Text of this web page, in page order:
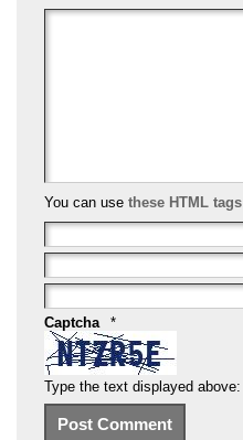
You can use these HTML tags
Captcha
*
Type the text displayed above: